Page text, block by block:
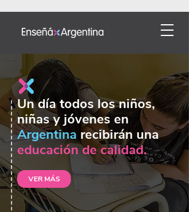
Un día todos los niños,
niñas y jóvenes en
Argentina recibirán una
educación de calidad.
VER MÁS